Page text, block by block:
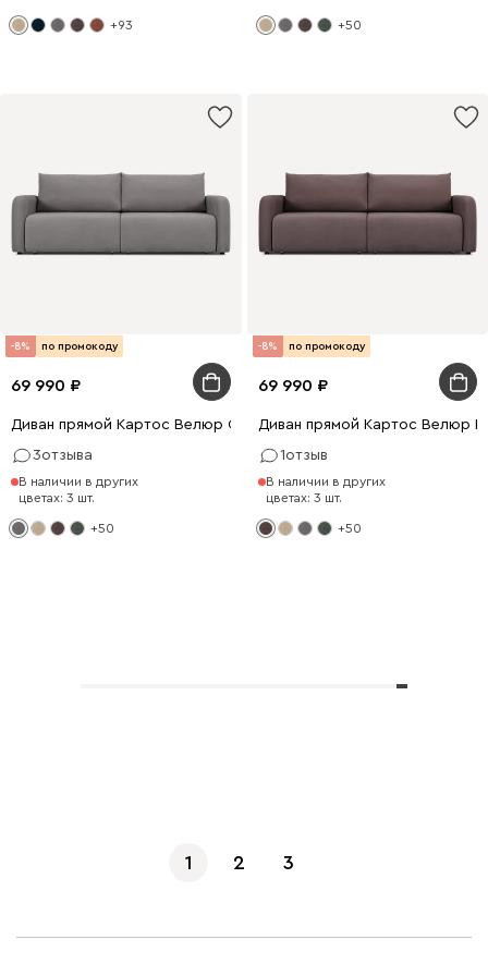
+93 +50
-8% по промокоду
69 990
Диван прямой Картос Велюр Серый
3отзыва
В наличии в других
цветах: 3 шт.
+50
-8% по промокоду
69 990
Диван прямой Картос Велюр
1отзыв
В наличии в других
цветах: 3 шт.
+50
1 2 3